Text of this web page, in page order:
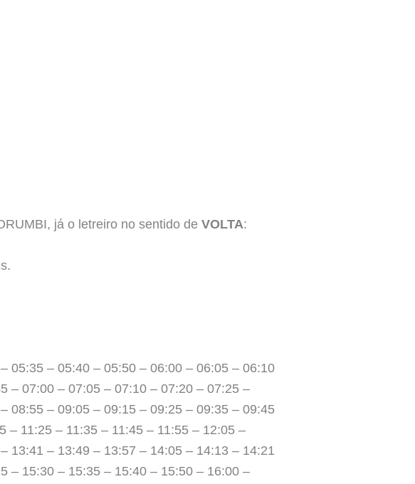
já o letreiro no sentido de VOLTA:
05:35 – 05:40 – 05:50 – 06:00 – 06:05 – 06:10
– 07:00 – 07:05 – 07:10 – 07:20 – 07:25 –
08:55 – 09:05 – 09:15 – 09:25 – 09:35 – 09:45
– 11:25 – 11:35 – 11:45 – 11:55 – 12:05 –
13:41 – 13:49 – 13:57 – 14:05 – 14:13 – 14:21
– 15:30 – 15:35 – 15:40 – 15:50 – 16:00 –